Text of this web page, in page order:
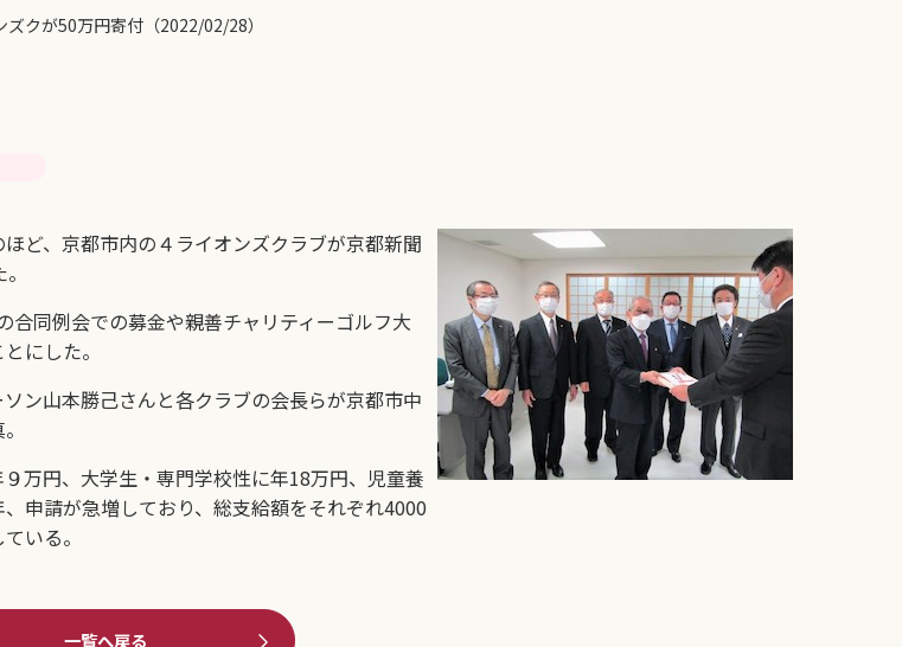
クが50万円寄付（2022/02/28）
ど、京都市内の４ライオンズクラブが京都新聞
同例会での募金や親善チャリティーゴルフ大
にした。
ン山本勝己さんと各クラブの会長らが京都市中
万円、大学生・専門学校性に年18万円、児童養
申請が急増しており、総支給額をそれぞれ4000
いる。
一覧へ戻る